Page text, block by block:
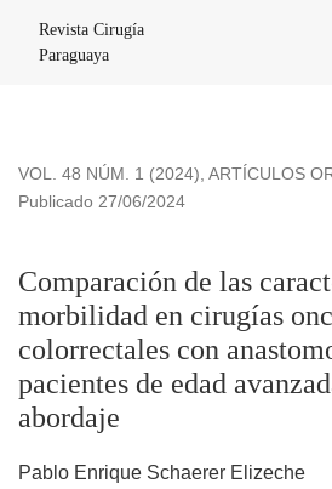
Revista Cirugía
Paraguaya
VOL. 48 NÚM. 1 (2024), ARTÍCULOS
Comparación de las
morbilidad en cirugías
colorrectales con
pacientes de edad
abordaje
Publicado 27/06/2024
Pablo Enrique Schaerer Elizeche